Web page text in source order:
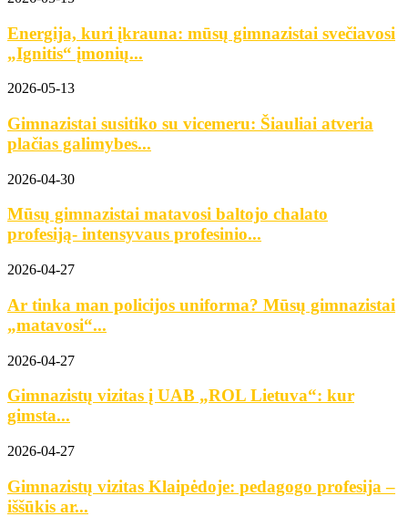
Energija, kuri įkrauna: mūsų gimnazistai svečiavosi
„Ignitis“ įmonių...
2026-05-13
Gimnazistai susitiko su vicemeru: Šiauliai atveria
plačias galimybes...
2026-04-30
Mūsų gimnazistai matavosi baltojo chalato
profesiją- intensyvaus profesinio...
2026-04-27
Ar tinka man policijos uniforma? Mūsų gimnazistai
„matavosi“...
2026-04-27
Gimnazistų vizitas į UAB „ROL Lietuva“: kur
gimsta...
2026-04-27
Gimnazistų vizitas Klaipėdoje: pedagogo profesija –
iššūkis ar...